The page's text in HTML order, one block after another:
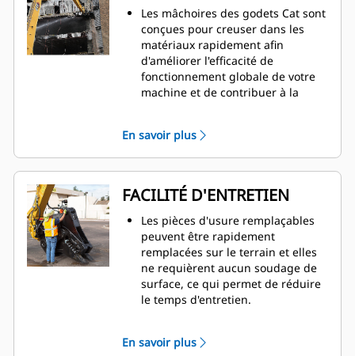
Les mâchoires des godets Cat sont
conçues pour creuser dans les
matériaux rapidement afin
d'améliorer l'efficacité de
fonctionnement globale de votre
machine et de contribuer à la
Positionnez de manière précise les
mâchoires des broyeurs primaires
avec une rotation de 360 degrés et
une visibilité sur la mâchoire
amovible durant la démolition.
La vanne SpeedBooster équilibre
de manière active la vitesse et la
puissance, afin d'offrir des temps
de cycle rapides et une force de
fermeture exceptionnelle,
augmentant ainsi la productivité.
En savoir plus
FACILITÉ D'ENTRETIEN
Les pièces d'usure remplaçables
peuvent être rapidement
remplacées sur le terrain et elles
ne requièrent aucun soudage de
surface, ce qui permet de réduire
le temps d'entretien.
d'usure sont accessibles depuis le
En savoir plus